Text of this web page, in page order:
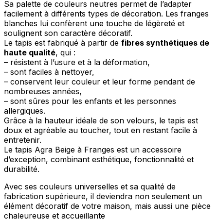
Sa palette de couleurs neutres permet de l’adapter
facilement à différents types de décoration. Les franges
blanches lui confèrent une touche de légèreté et
soulignent son caractère décoratif.
Le tapis est fabriqué à partir de fibres synthétiques de
haute qualité, qui :
– résistent à l’usure et à la déformation,
– sont faciles à nettoyer,
– conservent leur couleur et leur forme pendant de
nombreuses années,
– sont sûres pour les enfants et les personnes
allergiques.
Grâce à la hauteur idéale de son velours, le tapis est
doux et agréable au toucher, tout en restant facile à
entretenir.
Le tapis Agra Beige à Franges est un accessoire
d’exception, combinant esthétique, fonctionnalité et
durabilité.
Avec ses couleurs universelles et sa qualité de
fabrication supérieure, il deviendra non seulement un
élément décoratif de votre maison, mais aussi une pièce
chaleureuse et accueillante